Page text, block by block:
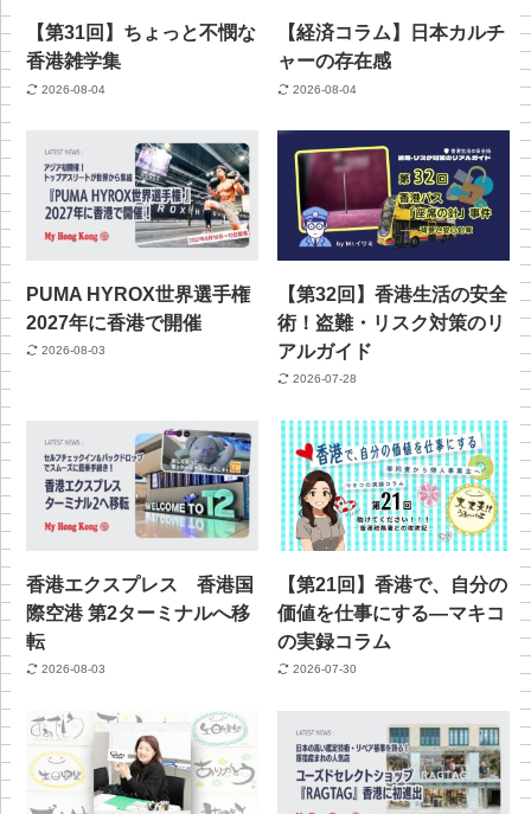
【第31回】ちょっと不憫な
香港雑学集
2026-08-04
【経済コラム】日本カルチ
ャーの存在感
2026-08-04
PUMA HYROX世界選手権
2027年に香港で開催
2026-08-03
【第32回】香港生活の安全
術！盗難・リスク対策のリ
アルガイド
2026-07-28
香港エクスプレス 香港国
際空港 第2ターミナルへ移
転
2026-08-03
【第21回】香港で、自分の
価値を仕事にする—マキコ
の実録コラム
2026-07-30